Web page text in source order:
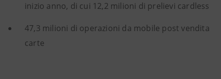
inizio anno, di cui 12,2 milioni di prelievi cardless
47,3 milioni di operazioni da mobile post vendita
carte